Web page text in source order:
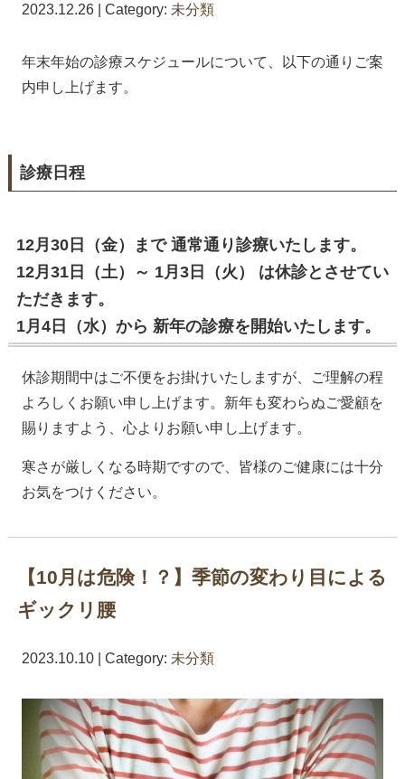
2023.12.26 | Category: 未分類
年末年始の診療スケジュールについて、以下の通りご案
内申し上げます。
診療日程
12月30日（金）まで 通常通り診療いたします。
12月31日（土）～ 1月3日（火） は休診とさせてい
ただきます。
1月4日（水）から 新年の診療を開始いたします。
休診期間中はご不便をお掛けいたしますが、ご理解の程
よろしくお願い申し上げます。新年も変わらぬご愛顧を
賜りますよう、心よりお願い申し上げます。
寒さが厳しくなる時期ですので、皆様のご健康には十分
お気をつけください。
【10月は危険！？】季節の変わり目による
ギックリ腰
2023.10.10 | Category: 未分類